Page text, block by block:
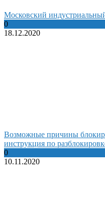
Московский
0
18.12.2020
Возможные причины
инструкция по
0
10.11.2020